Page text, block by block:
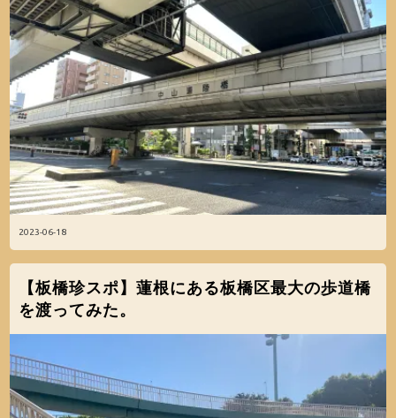
2023-06-18
【板橋珍スポ】蓮根にある板橋区最大の歩道橋
を渡ってみた。